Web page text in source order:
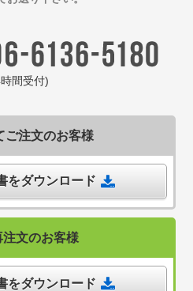
間受付)
ご注文のお客様
をダウンロード
注文のお客様
をダウンロード